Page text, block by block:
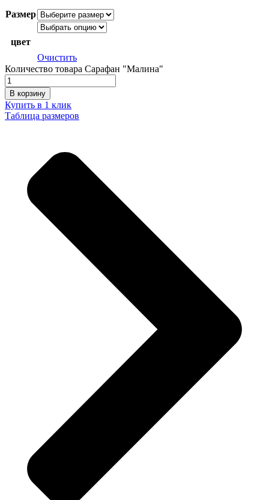
Размер
цвет
Очистить
Количество товара Сарафан "Малина"
В корзину
Купить в 1 клик
Таблица размеров